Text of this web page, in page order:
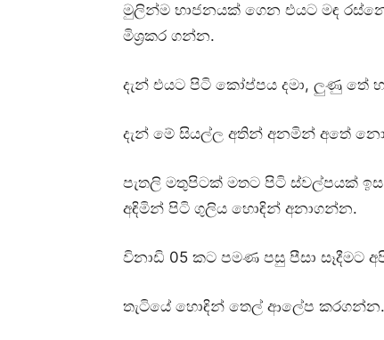
මුලින්ම භාජනයක් ගෙන එයට මඳ
මිශ්‍රකර ගන්න.
දැන් එයට පිටි කෝප්පය දමා, ලුණු තේ
දැන් මේ සියල්ල අතින් අනමින් අතේ
පැතලි මතුපිටක් මතට පිටි ස්වල්පයක් ඉස
අඳිමින් පිටි ගුලිය හොඳින් අනාගන්න.
විනාඩි 05 කට පමණ පසු පීසා සෑදීමට
තැටියේ හොඳින් තෙල් ආලේප කරගන්න.